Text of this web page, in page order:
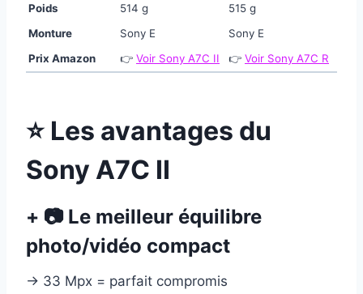
Poids
514 g
515 g
Monture
Sony E
Sony E
Prix Amazon
👉 Voir Sony A7C II 👉 Voir Sony A7C R
⭐ Les avantages du
Sony A7C II
+ 📷 Le meilleur équilibre
photo/vidéo compact
→ 33 Mpx = parfait compromis